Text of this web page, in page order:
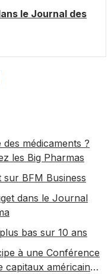
le Journal des
médicaments ?
les Big Pharmas
BFM Business
dans le Journal
bas sur 10 ans
à une Conférence
capitaux américains,